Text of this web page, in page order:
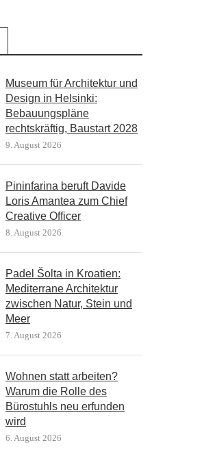
Museum für Architektur und
Design in Helsinki:
Bebauungspläne
rechtskräftig, Baustart 2028
9. August 2026
Pininfarina beruft Davide
Loris Amantea zum Chief
Creative Officer
8. August 2026
Padel Šolta in Kroatien:
Mediterrane Architektur
zwischen Natur, Stein und
Meer
7. August 2026
Wohnen statt arbeiten?
Warum die Rolle des
Bürostuhls neu erfunden
wird
6. August 2026